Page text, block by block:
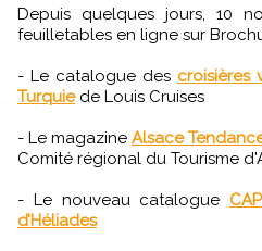
Depuis quelques jours, 10 nouvelles publications sont
feuilletables en ligne sur
- Le catalogue des croisières
Turquiede Louis Cruises
- Le magazine Alsace
Comité régional du Tourisme
- Le nouveau catalogue
d’Héliades